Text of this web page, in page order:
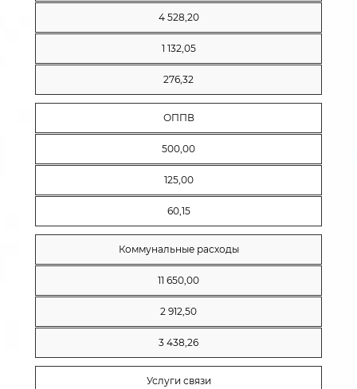
4 528,20
1 132,05
276,32
ОППВ
500,00
125,00
60,15
Коммунальные расходы
11 650,00
2 912,50
3 438,26
Услуги связи